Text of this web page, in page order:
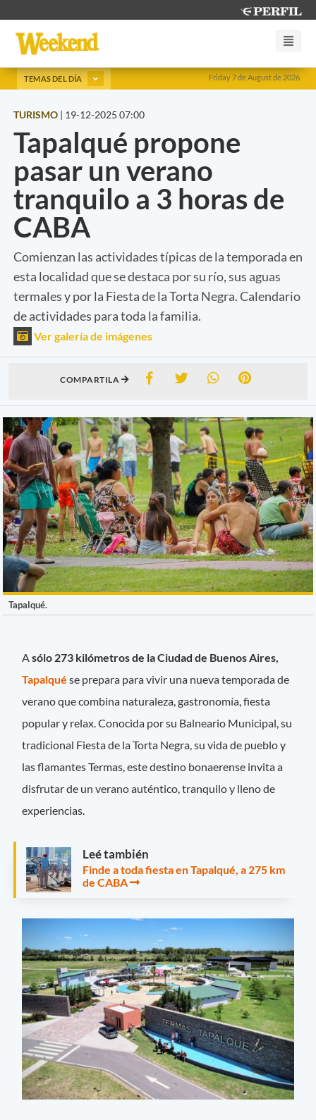
Friday 7 de August de 2026
TEMAS DEL DÍA
TURISMO | 19-12-2025 07:00
Tapalqué propone
pasar un verano
tranquilo a 3 horas de
CABA
Comienzan las actividades típicas de la temporada en
esta localidad que se destaca por su río, sus aguas
termales y por la Fiesta de la Torta Negra. Calendario
de actividades para toda la familia.
Ver galería de imágenes
COMPARTILA
Tapalqué.
Asólo 273 kilómetros de la Ciudad de Buenos Aires,
Tapalqué se prepara para vivir una nueva temporada de
verano que combina naturaleza, gastronomía, fiesta
popular y relax. Conocida por su Balneario Municipal, su
tradicional Fiesta de la Torta Negra, su vida de pueblo y
las flamantes Termas, este destino bonaerense invita a
disfrutar de un verano auténtico, tranquilo y lleno de
experiencias.
Leé también
Finde a toda fiesta en Tapalqué, a 275 km
de CABA